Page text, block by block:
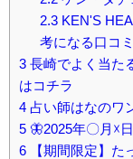
2.3KEN'S
考になる口コミ
3 長崎でよく当た
はコチラ
4 占い師はなのワ
5 🦋2025年〇月☓
6 【期間限定】た